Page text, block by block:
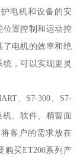
电机和设备的安
位置控制和运动控
了电机的效率和绝
，可以实现更灵
、S7-300、S7-
机、软件、精智面
客户的需求放在
购买ET200系列产